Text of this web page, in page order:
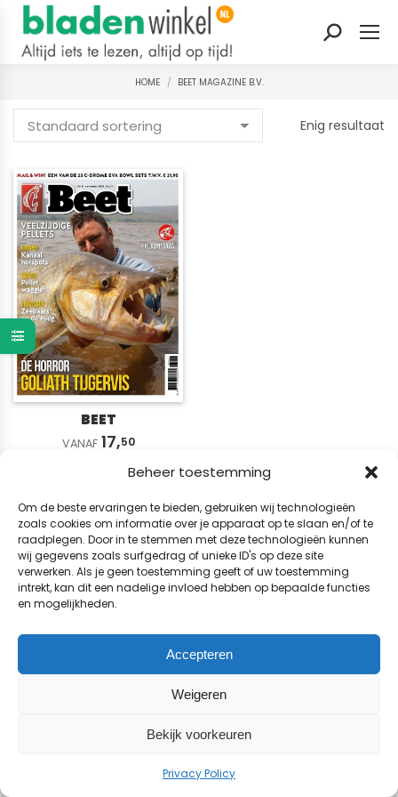
Beheer toestemming
Om de beste ervaringen te bieden, gebruiken wij technologieën
zoals cookies om informatie over je apparaat op te slaan en/of te
raadplegen. Door in te stemmen met deze technologieën kunnen
wij gegevens zoals surfgedrag of unieke ID's op deze site
verwerken. Als je geen toestemming geeft of uw toestemming
intrekt, kan dit een nadelige invloed hebben op bepaalde functies
en mogelijkheden.
Accepteren
Weigeren
Bekijk voorkeuren
Privacy Policy
Zoeken:
Je bent hier:
HOME BEET MAGAZINE B.V.
Enig resultaat
BEET
VANAF 17,50
© 2026 BladenWinkel.nl